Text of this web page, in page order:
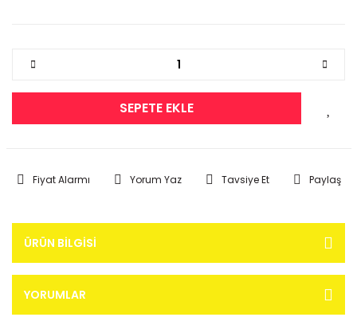
SEPETE EKLE
Fiyat Alarmı Yorum Yaz Tavsiye Et Paylaş
ÜRÜN BILGISI
YORUMLAR